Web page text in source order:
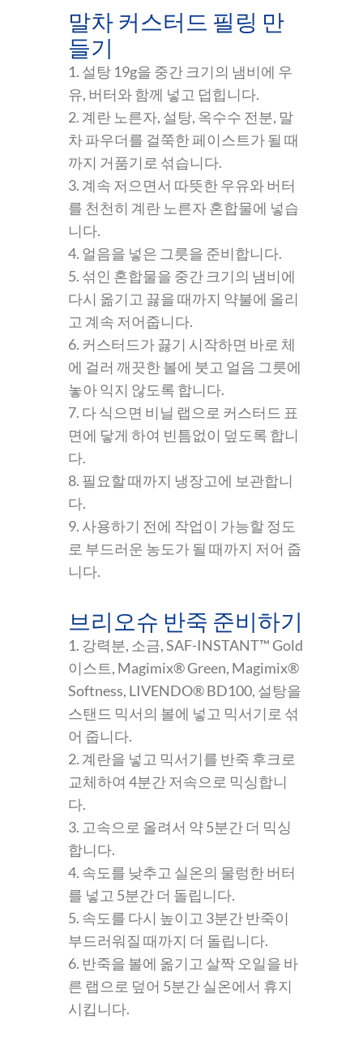
말차 커스터드 필링 만
들기
1. 설탕 19g을 중간 크기의 냄비에 우
유, 버터와 함께 넣고 덥힙니다.
2. 계란 노른자, 설탕, 옥수수 전분, 말
차 파우더를 걸쭉한 페이스트가 될 때
까지 거품기로 섞습니다.
3. 계속 저으면서 따뜻한 우유와 버터
를 천천히 계란 노른자 혼합물에 넣습
니다.
4. 얼음을 넣은 그릇을 준비합니다.
5. 섞인 혼합물을 중간 크기의 냄비에
다시 옮기고 끓을 때까지 약불에 올리
고 계속 저어줍니다.
6. 커스터드가 끓기 시작하면 바로 체
에 걸러 깨끗한 볼에 붓고 얼음 그릇에
놓아 익지 않도록 합니다.
7. 다 식으면 비닐 랩으로 커스터드 표
면에 닿게 하여 빈틈없이 덮도록 합니
다.
8. 필요할 때까지 냉장고에 보관합니
다.
9. 사용하기 전에 작업이 가능할 정도
로 부드러운 농도가 될 때까지 저어 줍
니다.
브리오슈 반죽 준비하기
1. 강력분, 소금, SAF-INSTANT™ Gold
이스트, Magimix® Green, Magimix®
Softness, LIVENDO® BD100, 설탕을
스탠드 믹서의 볼에 넣고 믹서기로 섞
어 줍니다.
2. 계란을 넣고 믹서기를 반죽 후크로
교체하여 4분간 저속으로 믹싱합니
다.
3. 고속으로 올려서 약 5분간 더 믹싱
합니다.
4. 속도를 낮추고 실온의 물렁한 버터
를 넣고 5분간 더 돌립니다.
5. 속도를 다시 높이고 3분간 반죽이
부드러워질 때까지 더 돌립니다.
6. 반죽을 볼에 옮기고 살짝 오일을 바
른 랩으로 덮어 5분간 실온에서 휴지
시킵니다.